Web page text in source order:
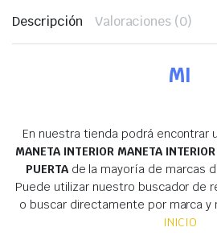
Descripción Valoraciones (0)
MI
En nuestra tienda podrá encontrar
MANETA INTERIOR MANETA
PUERTAde la mayoría de marcas
Puede utilizar nuestro buscador de
o buscar directamente por marca
INICIO